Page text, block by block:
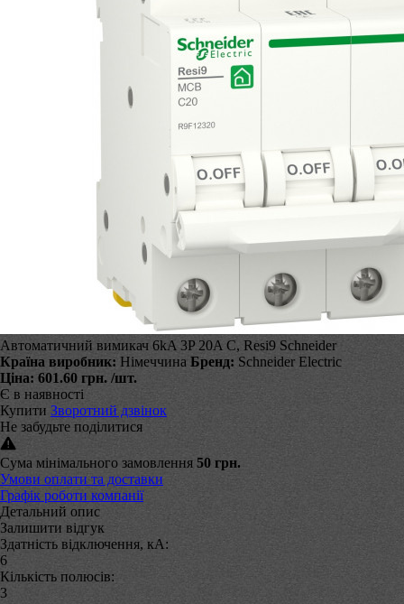
Автоматичний вимикач 6kA 3P 20A C, Resi9 Schneider
Країна виробник: Німеччина Бренд: Schneider Electric
Ціна: 601.60 грн. /шт.
Є в наявності
Купити Зворотний дзвінок
Не забудьте поділитися
Сума мінімального замовлення 50 грн.
Умови оплати та доставки
Графік роботи компанії
Детальний опис
Залишити відгук
Здатність відключення, кА:
6
Кількість полюсів:
3